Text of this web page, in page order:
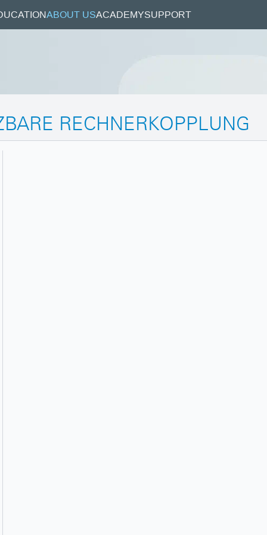
ABOUT USACADEMYSUPPORT
RECHNERKOPPLUNG